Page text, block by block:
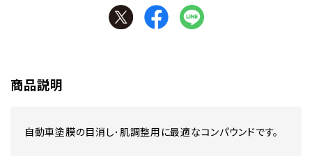
商品説明
自動車塗膜の目消し･肌調整用に最適なコンパウンドです。